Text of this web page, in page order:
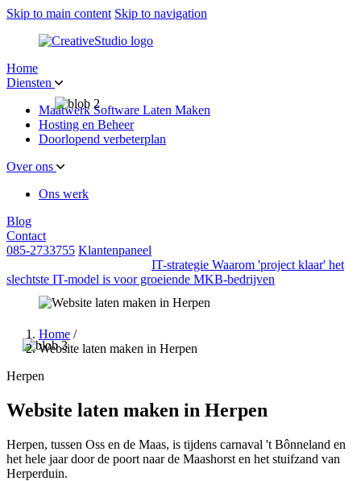
Skip to main content Skip to navigation
Home
Diensten
Maatwerk Software Laten Maken
Hosting en Beheer
Doorlopend verbeterplan
Over ons
Ons werk
Blog
Contact
085-2733755 Klantenpaneel
IT-strategie Waarom 'project klaar' het
slechtste IT-model is voor groeiende MKB-bedrijven
Home /
Website laten maken in Herpen
Herpen
Website laten maken in Herpen
Herpen, tussen Oss en de Maas, is tijdens carnaval 't Bônneland en
het hele jaar door de poort naar de Maashorst en het stuifzand van
Herperduin.